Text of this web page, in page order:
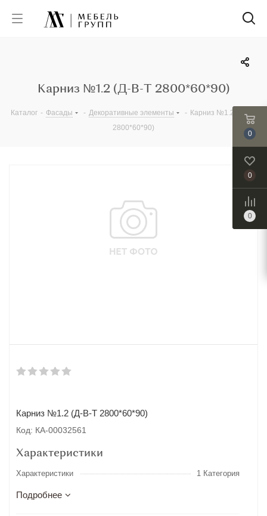
Карниз №1.2 (Д-В-Т 2800*60*90)
Каталог - Фасады - Декоративные элементы - Карниз №1.2 (Д-В-Т
2800*60*90)
Карниз №1.2 (Д-В-Т 2800*60*90)
Код: КА-00032561
Характеристики
Характеристики 1 Категория
Подробнее
0
0
0